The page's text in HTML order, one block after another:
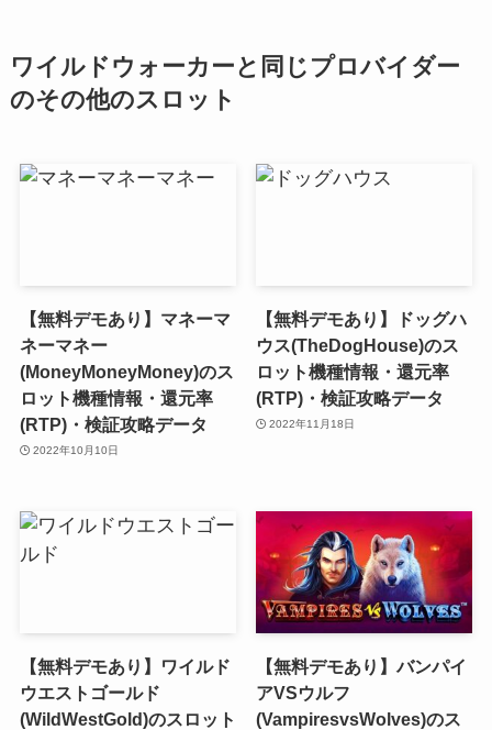
ワイルドウォーカーと同じプロバイダー
のその他のスロット
【無料デモあり】マネーマ
ネーマネー
(MoneyMoneyMoney)のス
ロット機種情報・還元率
(RTP)・検証攻略データ
2022年10月10日
【無料デモあり】ドッグハ
ウス(TheDogHouse)のス
ロット機種情報・還元率
(RTP)・検証攻略データ
2022年11月18日
【無料デモあり】ワイルド
ウエストゴールド
(WildWestGold)のスロット
【無料デモあり】バンパイ
アVSウルフ
(VampiresvsWolves)のス